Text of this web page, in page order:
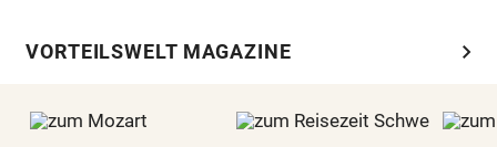
VORTEILSWELT MAGAZINE chevron_right